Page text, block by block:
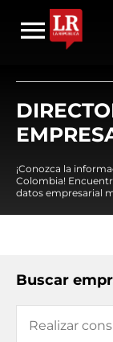
¡Conozca la
Colombia!
datos empresarial
Buscar